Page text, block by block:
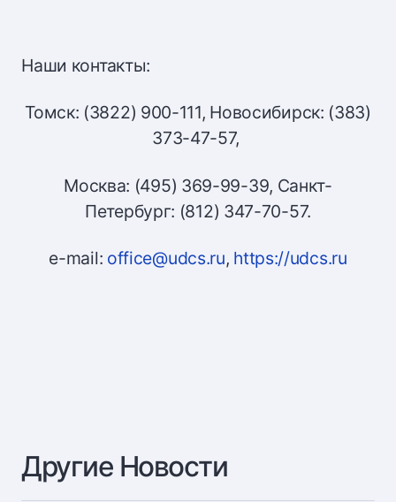
Наши контакты:
Томск: (3822) 900-111, Новосибирск: (383)
373-47-57,
Москва: (495) 369-99-39, Санкт-
Петербург: (812) 347-70-57.
e-mail: office@udcs.ru, https://udcs.ru
Другие Новости